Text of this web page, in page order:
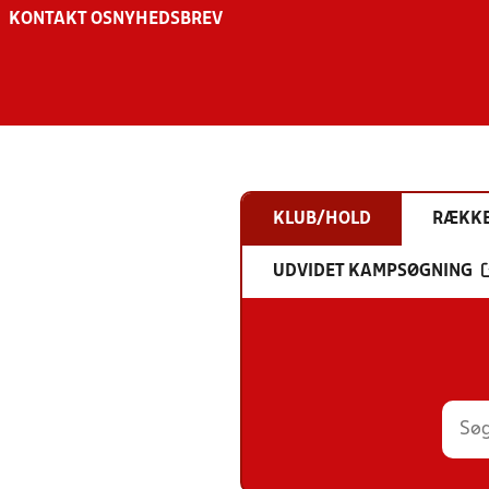
KONTAKT OS NYHEDSBREV
KLUB/HOLD
UDVIDET KAMPSØGNING